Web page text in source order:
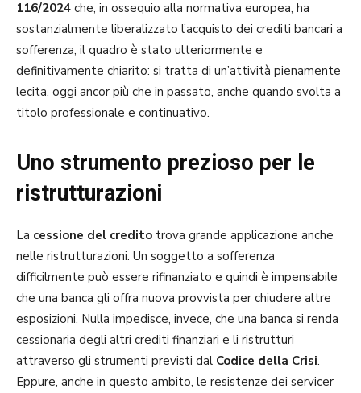
116/2024 che, in ossequio alla normativa europea, ha
sostanzialmente liberalizzato l’acquisto dei crediti bancari a
sofferenza, il quadro è stato ulteriormente e
definitivamente chiarito: si tratta di un’attività pienamente
lecita, oggi ancor più che in passato, anche quando svolta a
titolo professionale e continuativo.
Uno strumento prezioso per le
ristrutturazioni
La cessione del credito trova grande applicazione anche
nelle ristrutturazioni. Un soggetto a sofferenza
difficilmente può essere rifinanziato e quindi è impensabile
che una banca gli offra nuova provvista per chiudere altre
esposizioni. Nulla impedisce, invece, che una banca si renda
cessionaria degli altri crediti finanziari e li ristrutturi
attraverso gli strumenti previsti dal Codice della Crisi.
Eppure, anche in questo ambito, le resistenze dei servicer